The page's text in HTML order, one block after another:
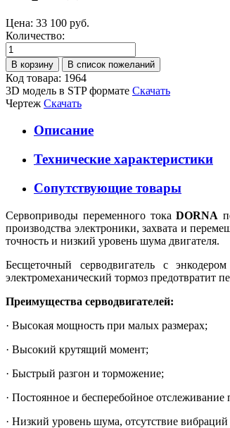
Цена: 33 100 руб.
Количество:
Код товара: 1964
3D модель в STP формате Скачать
Чертеж Скачать
Описание
Технические характеристики
Сопутствующие товары
Cервоприводы переменного токаDORNA
производства электроники, захвата и
точность и низкий уровень шума двигателя.
Бесщеточный серводвигатель с
электромеханический тормоз предотвратит
Преимущества серводвигателей:
· Высокая мощность при малых размерах;
· Высокий крутящий момент;
· Быстрый разгон и торможение;
· Постоянное и бесперебойное отслеживание
· Низкий уровень шума, отсутствие вибраций